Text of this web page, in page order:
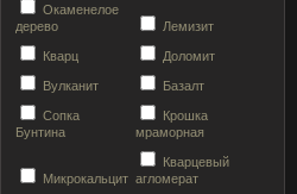
Окаменелое
дерево
Лемизит
Кварц Доломит
Вулканит Базалт
Сопка
Бунтина
Крошка
мраморная
Микрокальцит
Кварцевый
агломерат